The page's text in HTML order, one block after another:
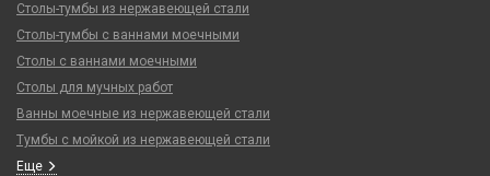
Столы-тумбы из нержавеющей стали
Столы-тумбы с ваннами моечными
Столы с ваннами моечными
Столы для мучных работ
Ванны моечные из нержавеющей стали
Тумбы с мойкой из нержавеющей стали
Еще